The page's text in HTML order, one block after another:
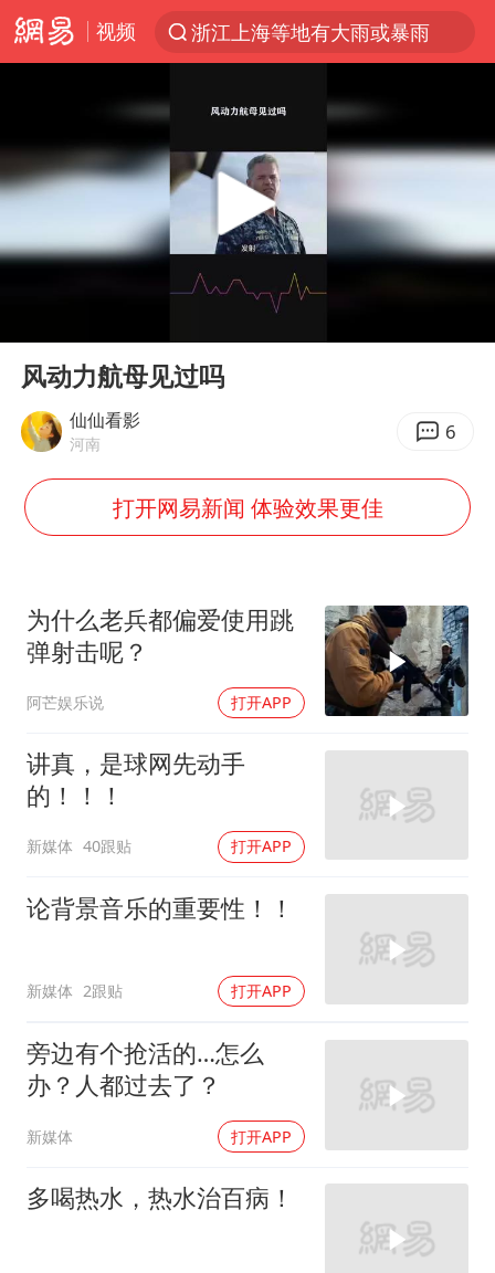
视频
浙江上海等地有大雨或暴雨
隔20米开高仿奶茶店被判赔35万元
白海豚将正面袭击贯穿浙江
多家A股公司收到美国关税退款
36岁男演员成景区NPC后人气爆棚
几元成本的AI广告导致千万市值蒸发
梁家辉：到内地拍戏不是北上是回归
郑丽文：台湾从来没有“独立”过
茅台部分直营店飞天茅台提价
梁家辉百花奖演讲落泪
Play
风动力航母见过吗
仙仙看影
河南 6
打开网易新闻 体验效果更佳
为什么老兵都偏爱使用跳
弹射击呢？
阿芒娱乐说 打开APP
讲真，是球网先动手
的！！！
新媒体 40跟贴 打开APP
论背景音乐的重要性！！
新媒体 2跟贴 打开APP
旁边有个抢活的…怎么
办？人都过去了？
新媒体 打开APP
多喝热水，热水治百病！